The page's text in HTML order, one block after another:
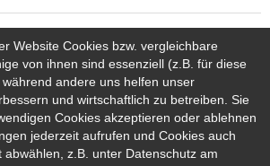
Website Cookies bzw. vergleichbare
von ihnen sind essenziell (z.B. für diese
andere uns helfen unser
und wirtschaftlich zu betreiben. Sie
Cookies akzeptieren oder ablehnen
jederzeit aufrufen und Cookies auch
abwählen, z.B. unter Datenschutz am